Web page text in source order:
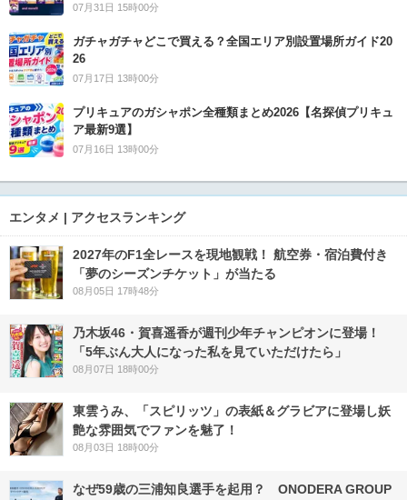
07月31日 15時00分
ガチャガチャどこで買える？全国エリア別設置場所ガイド20
26
07月17日 13時00分
プリキュアのガシャポン全種類まとめ2026【名探偵プリキュ
ア最新9選】
07月16日 13時00分
エンタメ | アクセスランキング
2027年のF1全レースを現地観戦！ 航空券・宿泊費付き
「夢のシーズンチケット」が当たる
08月05日 17時48分
乃木坂46・賀喜遥香が週刊少年チャンピオンに登場！
「5年ぶん大人になった私を見ていただけたら」
08月07日 18時00分
東雲うみ、「スピリッツ」の表紙＆グラビアに登場し妖
艶な雰囲気でファンを魅了！
08月03日 18時00分
なぜ59歳の三浦知良選手を起用？ ONODERA GROUP